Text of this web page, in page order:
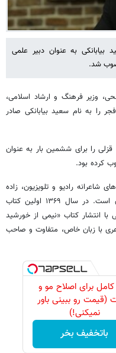
به عنوان دبیر علمی
شد.
وزیر فرهنگ و ارشاد اسلامی،
را به نام سعید بیابانکی صادر
را برای ششمین بار به عنوان
کرده بود.
شاعرانه رادیو و تلویزیون، زاده
چهارم مهر سال ۱۳۴۷ در خمینی‌شهر اصفهان است. در سال ۱۳۶۹ اولین کتاب
انتشار کتاب «نیمی از خورشید
به عنوان شاعری با زبان خاص، متفاوت و صاحب
کامل برای اصلاح مو و
(قیمت رو ببینی باور
نمیکنی!)
باتخفیف بخر